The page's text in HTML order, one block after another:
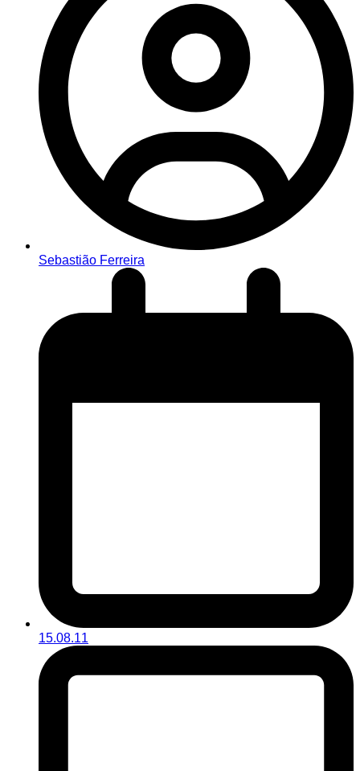
Sebastião Ferreira
15.08.11